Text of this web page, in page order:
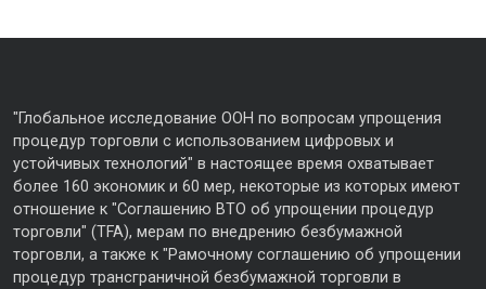
"Глобальное исследование ООН по вопросам упрощения
процедур торговли с использованием цифровых и
устойчивых технологий" в настоящее время охватывает
более 160 экономик и 60 мер, некоторые из которых имеют
отношение к "Соглашению ВТО об упрощении процедур
торговли" (TFA), мерам по внедрению безбумажной
торговли, а также к "Рамочному соглашению об упрощении
процедур трансграничной безбумажной торговли в